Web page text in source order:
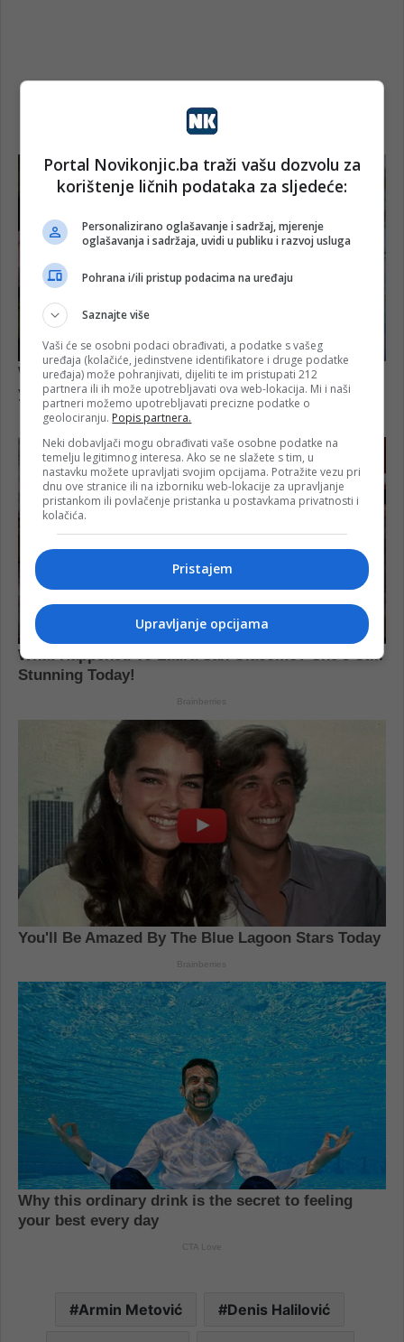
Armin Metović Denis Halilović
Portal Novikonjic.ba traži vašu dozvolu za
korištenje ličnih podataka za sljedeće:
Personalizirano oglašavanje i sadržaj, mjerenje
oglašavanja i sadržaja, uvidi u publiku i razvoj usluga
Pohrana i/ili pristup podacima na uređaju
Saznajte više
Vaši će se osobni podaci obrađivati, a podatke s vašeg
uređaja (kolačiće, jedinstvene identifikatore i druge podatke
uređaja) može pohranjivati, dijeliti te im pristupati 212
partnera ili ih može upotrebljavati ova web-lokacija. Mi i naši
partneri možemo upotrebljavati precizne podatke o
geolociranju. Popis partnera.
Neki dobavljači mogu obrađivati vaše osobne podatke na
temelju legitimnog interesa. Ako se ne slažete s tim, u
nastavku možete upravljati svojim opcijama. Potražite vezu pri
dnu ove stranice ili na izborniku web-lokacije za upravljanje
pristankom ili povlačenje pristanka u postavkama privatnosti i
kolačića.
Pristajem
Upravljanje opcijama